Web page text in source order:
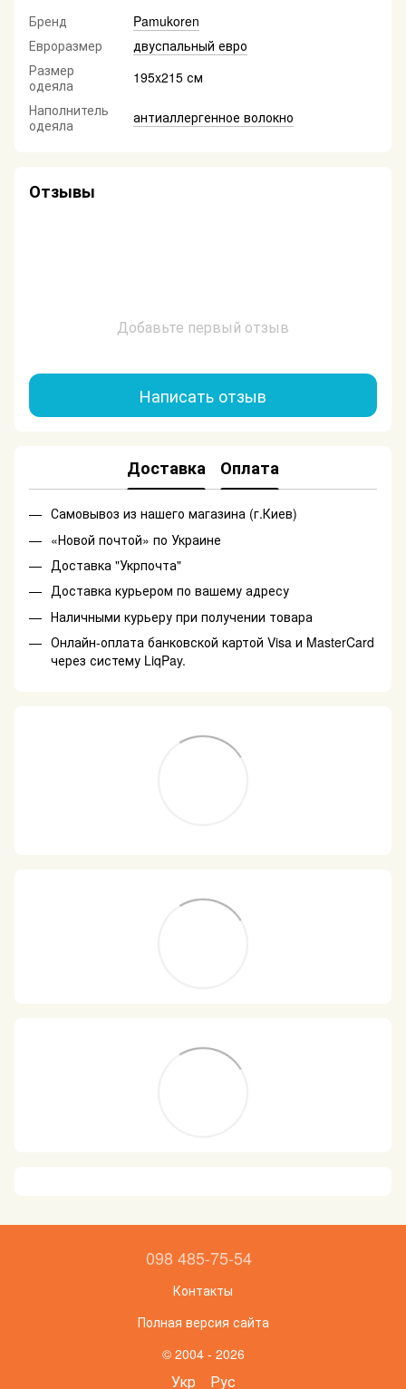
Бренд
Pamukoren
Евроразмер
двуспальный евро
Размер
одеяла
195x215 см
Наполнитель
одеяла
антиаллергенное волокно
Отзывы
Добавьте первый отзыв
Написать отзыв
Доставка Оплата
Самовывоз из нашего магазина (г.Киев)
«Новой почтой» по Украине
Доставка "Укрпочта"
Доставка курьером по вашему адресу
Наличными курьеру при получении товара
Онлайн-оплата банковской картой Visa и MasterCard
через систему LiqPay.
098 485-75-54
Контакты
Полная версия сайта
© 2004 - 2026
Укр Рус